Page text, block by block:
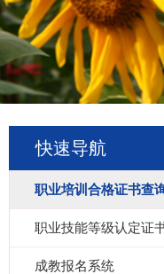
快速导航
职业培训合格证书查
职业技能等级认定证
成教报名系统